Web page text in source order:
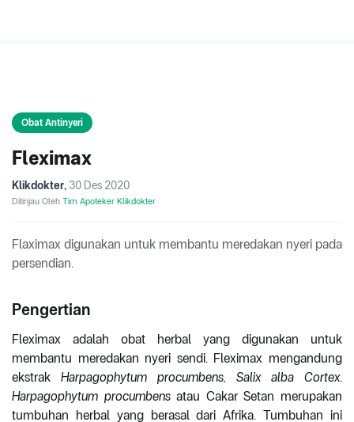
Obat Antinyeri
Fleximax
Klikdokter, 30 Des 2020
Ditinjau Oleh Tim Apoteker Klikdokter
Flaximax digunakan untuk membantu meredakan nyeri pada
persendian.
Pengertian
Fleximax adalah obat herbal yang digunakan untuk
membantu meredakan nyeri sendi. Fleximax mengandung
ekstrak Harpagophytum procumbens, Salix alba Cortex.
Harpagophytum procumbensatau Cakar Setan merupakan
tumbuhan herbal yang berasal dari Afrika. Tumbuhan ini